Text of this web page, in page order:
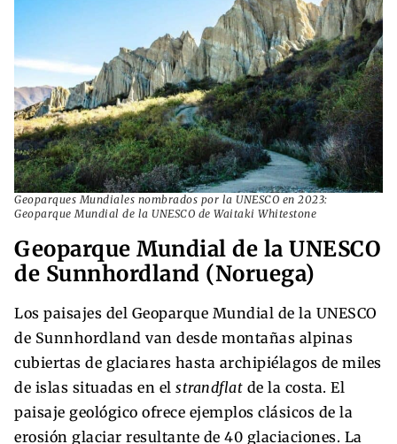
Geoparques Mundiales nombrados por la UNESCO en 2023:
Geoparque Mundial de la UNESCO de Waitaki Whitestone
Geoparque Mundial de la UNESCO
de Sunnhordland (Noruega)
Los paisajes del Geoparque Mundial de la UNESCO
de Sunnhordland van desde montañas alpinas
cubiertas de glaciares hasta archipiélagos de miles
de islas situadas en el strandflat de la costa. El
paisaje geológico ofrece ejemplos clásicos de la
erosión glaciar resultante de 40 glaciaciones. La